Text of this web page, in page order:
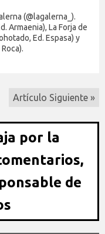
(@lagalerna_).
Armaenia), La Forja de
Ed. Espasa) y
Artículo Siguiente »
por la
de